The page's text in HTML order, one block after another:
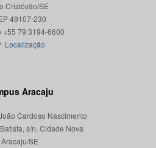
Cristóvão/SE
49107-230
Localização
Aracaju
Cardoso Nascimento
s/n, Cidade Nova
Aracaju/SE